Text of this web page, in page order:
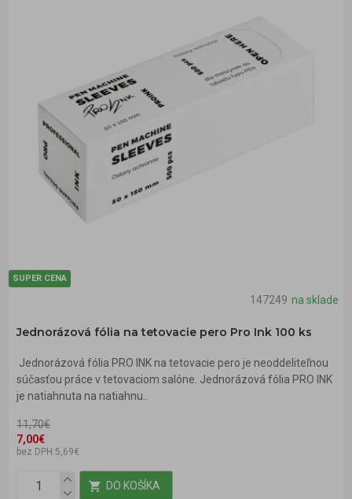
SUPER CENA
147249 na sklade
Jednorázová fólia na tetovacie pero Pro Ink 100 ks
Jednorázová fólia PRO INK na tetovacie pero je neoddeliteľnou
súčasťou práce v tetovaciom salóne. Jednorázová fólia PRO INK
je natiahnuta na natiahnu..
7,00€
11,70€
bez DPH:5,69€
DO KOŠÍKA